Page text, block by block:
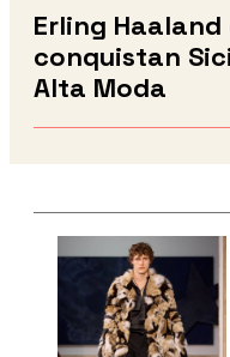
Erling Haaland
conquistan
Alta Moda